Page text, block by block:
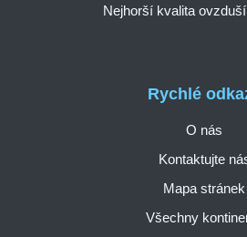
Rychlé
O nás
Kontaktujte
Mapa stránek
Všechny
Nejhorší kvalita